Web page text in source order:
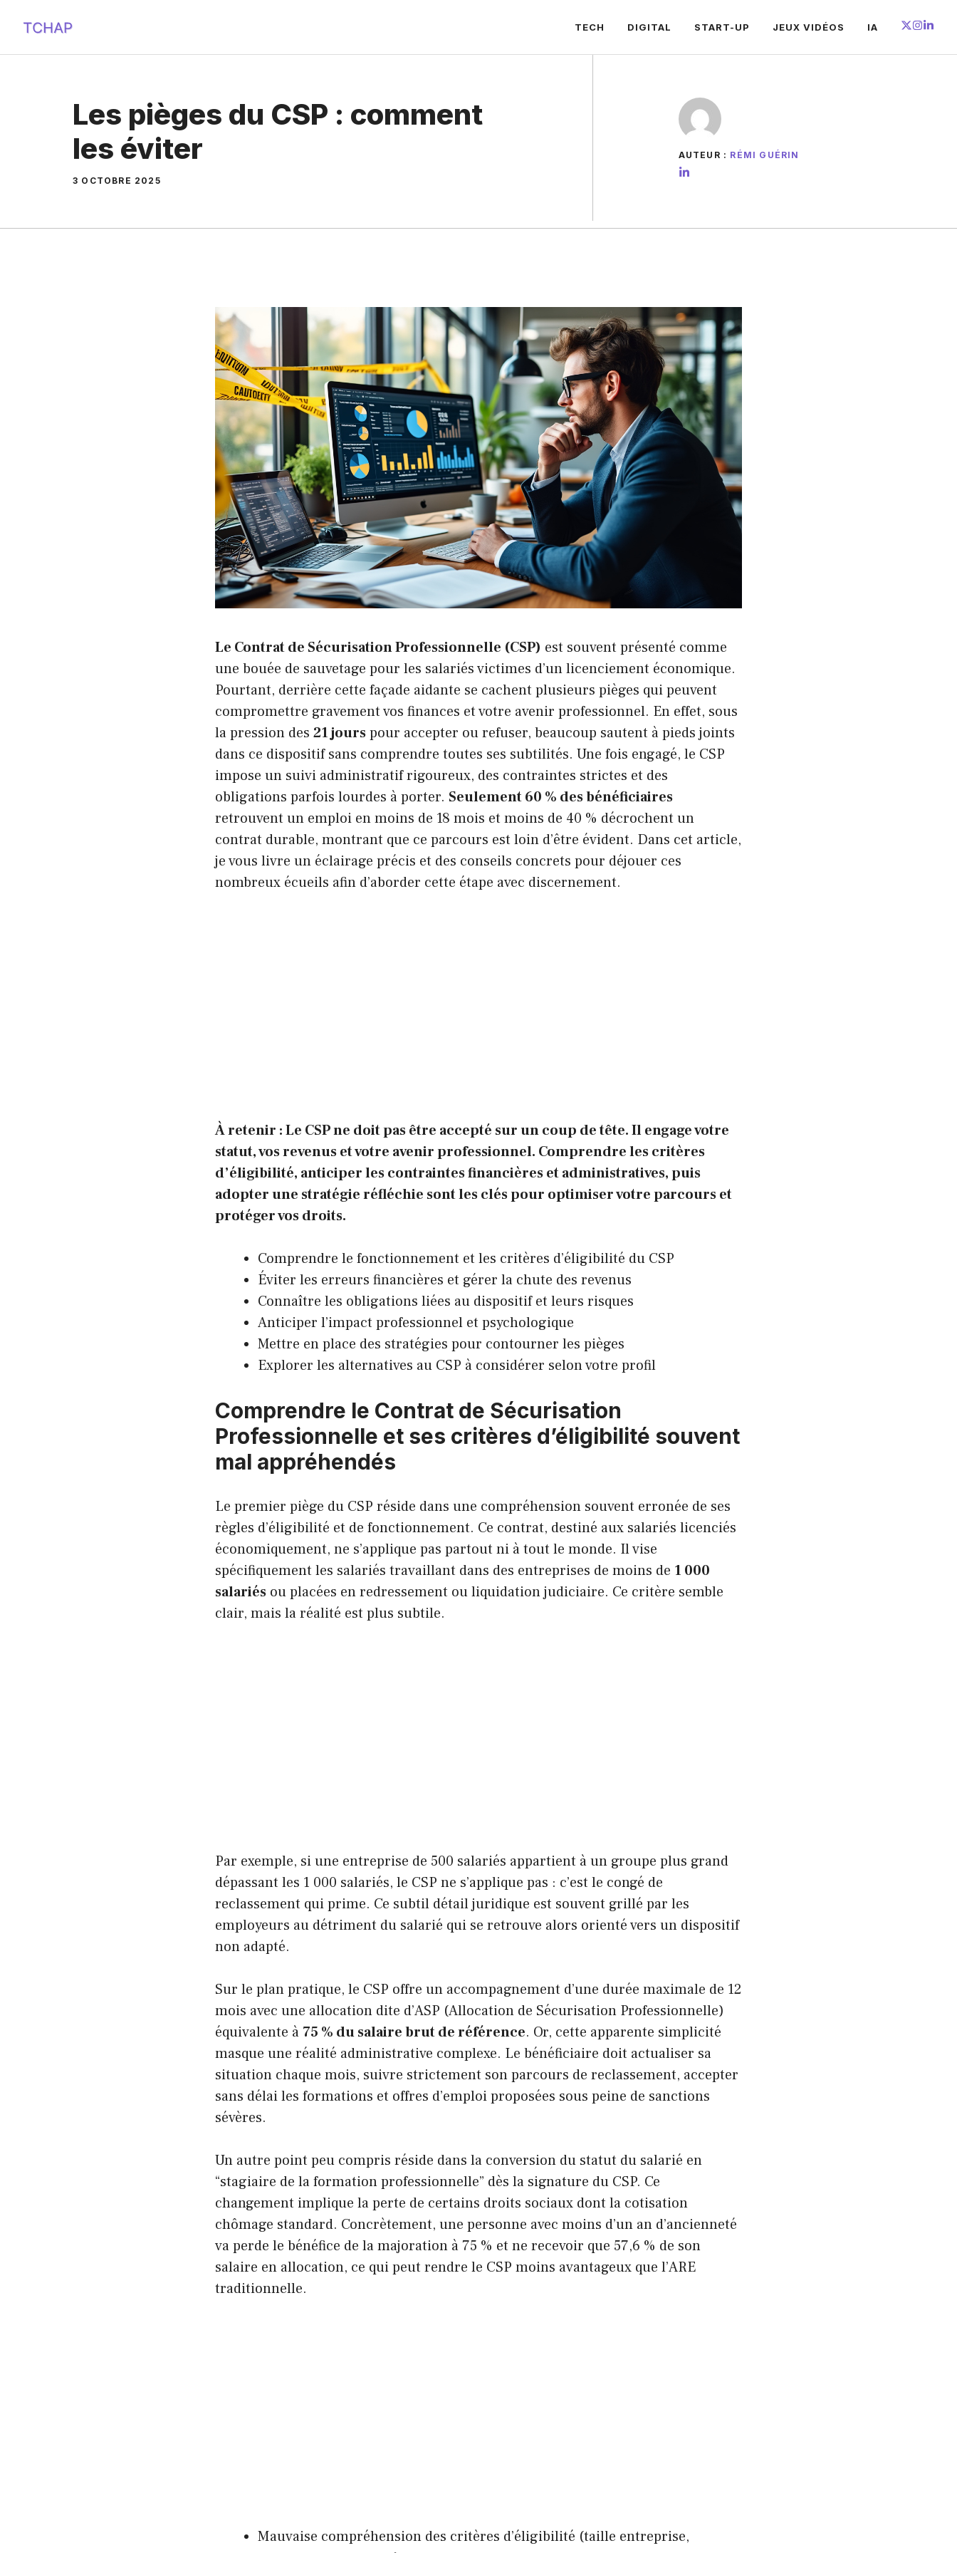
contenu
TECH DIGITAL START-UP JEUX VIDÉOS IA
Les pièges du CSP : comment
les éviter
3 OCTOBRE 2025
AUTEUR : RÉMI GUÉRIN
Le Contrat de Sécurisation Professionnelle (CSP) est souvent présenté comme
une bouée de sauvetage pour les salariés victimes d’un licenciement économique.
Pourtant, derrière cette façade aidante se cachent plusieurs pièges qui peuvent
compromettre gravement vos finances et votre avenir professionnel. En effet, sous
la pression des 21 jourspour accepter ou refuser, beaucoup sautent à pieds joints
dans ce dispositif sans comprendre toutes ses subtilités. Une fois engagé, le CSP
impose un suivi administratif rigoureux, des contraintes strictes et des
obligations parfois lourdes à porter. Seulement 60 % des bénéficiaires
retrouvent un emploi en moins de 18 mois et moins de 40 % décrochent un
contrat durable, montrant que ce parcours est loin d’être évident. Dans cet article,
je vous livre un éclairage précis et des conseils concrets pour déjouer ces
nombreux écueils afin d’aborder cette étape avec discernement.
À retenir : Le CSP ne doit pas être accepté sur un coup de tête. Il engage votre
statut, vos revenus et votre avenir professionnel. Comprendre les critères
d’éligibilité, anticiper les contraintes financières et administratives, puis
adopter une stratégie réfléchie sont les clés pour optimiser votre parcours et
protéger vos droits.
Comprendre le fonctionnement et les critères d’éligibilité du CSP
Éviter les erreurs financières et gérer la chute des revenus
Connaître les obligations liées au dispositif et leurs risques
Anticiper l’impact professionnel et psychologique
Mettre en place des stratégies pour contourner les pièges
Explorer les alternatives au CSP à considérer selon votre profil
Comprendre le Contrat de Sécurisation
Professionnelle et ses critères d’éligibilité souvent
mal appréhendés
Le premier piège du CSP réside dans une compréhension souvent erronée de ses
règles d’éligibilité et de fonctionnement. Ce contrat, destiné aux salariés licenciés
économiquement, ne s’applique pas partout ni à tout le monde. Il vise
spécifiquement les salariés travaillant dans des entreprises de moins de 1 000
salariés ou placées en redressement ou liquidation judiciaire. Ce critère semble
clair, mais la réalité est plus subtile.
Par exemple, si une entreprise de 500 salariés appartient à un groupe plus grand
dépassant les 1 000 salariés, le CSP ne s’applique pas : c’est le congé de
reclassement qui prime. Ce subtil détail juridique est souvent grillé par les
employeurs au détriment du salarié qui se retrouve alors orienté vers un dispositif
non adapté.
Sur le plan pratique, le CSP offre un accompagnement d’une durée maximale de 12
mois avec une allocation dite d’ASP (Allocation de Sécurisation Professionnelle)
équivalente à 75 % du salaire brut de référence. Or, cette apparente simplicité
masque une réalité administrative complexe. Le bénéficiaire doit actualiser sa
situation chaque mois, suivre strictement son parcours de reclassement, accepter
sans délai les formations et offres d’emploi proposées sous peine de sanctions
sévères.
Un autre point peu compris réside dans la conversion du statut du salarié en
“stagiaire de la formation professionnelle” dès la signature du CSP. Ce
changement implique la perte de certains droits sociaux dont la cotisation
chômage standard. Concrètement, une personne avec moins d’un an d’ancienneté
va perde le bénéfice de la majoration à 75 % et ne recevoir que 57,6 % de son
salaire en allocation, ce qui peut rendre le CSP moins avantageux que l’ARE
traditionnelle.
Mauvaise compréhension des critères d’éligibilité (taille entreprise,